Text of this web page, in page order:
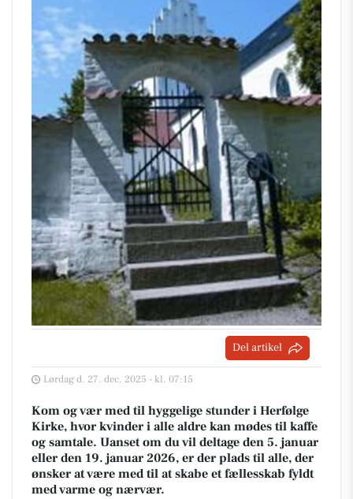
Del artikel
Lørdag d. 27. dec. 2025 - kl. 07:15
Kom og vær med til hyggelige stunder i Herfølge
Kirke, hvor kvinder i alle aldre kan mødes til kaffe
og samtale. Uanset om du vil deltage den 5. januar
eller den 19. januar 2026, er der plads til alle, der
ønsker at være med til at skabe et fællesskab fyldt
med varme og nærvær.